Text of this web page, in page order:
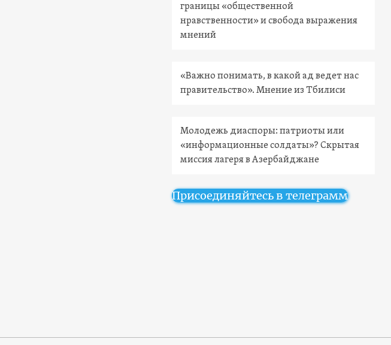
границы «общественной
нравственности» и свобода выражения
мнений
«Важно понимать, в какой ад ведет нас
правительство». Мнение из Тбилиси
Молодежь диаспоры: патриоты или
«информационные солдаты»? Скрытая
миссия лагеря в Азербайджане
Присоединяйтесь в телеграмм